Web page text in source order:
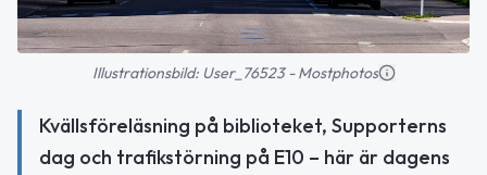
Illustrationsbild: User_76523 - Mostphotos
Kvällsföreläsning på biblioteket, Supporterns
dag och trafikstörning på E10 – här är dagens